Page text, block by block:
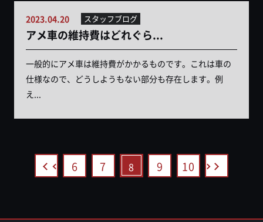
2023.04.20 スタッフブログ
アメ車の維持費はどれぐら...
一般的にアメ車は維持費がかかるものです。これは車の
仕様なので、どうしようもない部分も存在します。例
え...
6 7 8 9 10